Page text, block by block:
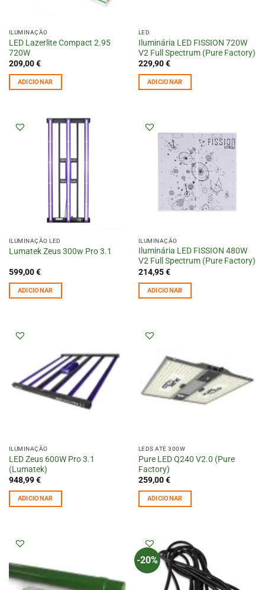
ILUMINAÇÃO
LED Lazerlite Compact 2.95
720W
209,00€
ADICIONAR
LED
Iluminária LED FISSION 720W
V2 Full Spectrum (Pure Factory)
229,90€
ADICIONAR
ILUMINAÇÃO LED
Lumatek Zeus 300w Pro 3.1
599,00€
ADICIONAR
ILUMINAÇÃO
Iluminária LED FISSION 480W
V2 Full Spectrum (Pure Factory)
214,95€
ADICIONAR
ILUMINAÇÃO
LED Zeus 600W Pro 3.1
(Lumatek)
948,99€
ADICIONAR
LEDS ATÉ 300W
Pure LED Q240 V2.0 (Pure
Factory)
259,00€
ADICIONAR
-20%